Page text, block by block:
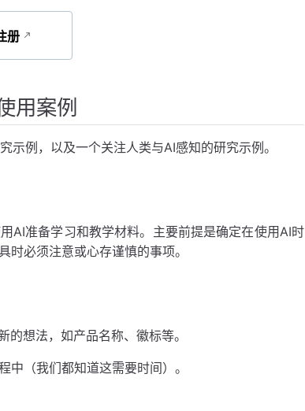
册
用案例
例，以及一个关注人类与AI感知的研究示例。
AI准备学习和教学材料。主要前提是确定在使用AI时
必须注意或心存谨慎的事项。
想法，如产品名称、徽标等。
（我们都知道这需要时间）。